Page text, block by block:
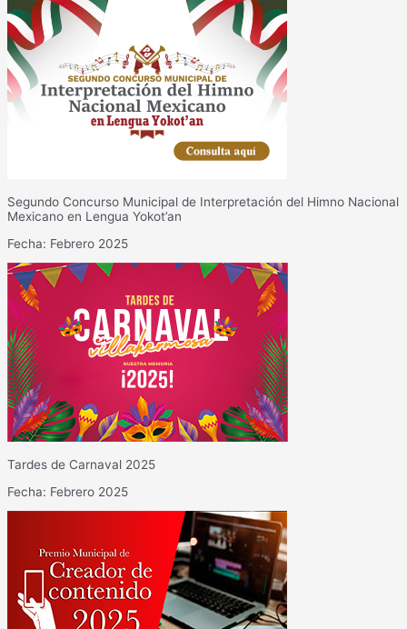
Segundo Concurso Municipal de Interpretación del Himno Nacional
Mexicano en Lengua Yokot’an
Fecha: Febrero 2025
Tardes de Carnaval 2025
Fecha: Febrero 2025